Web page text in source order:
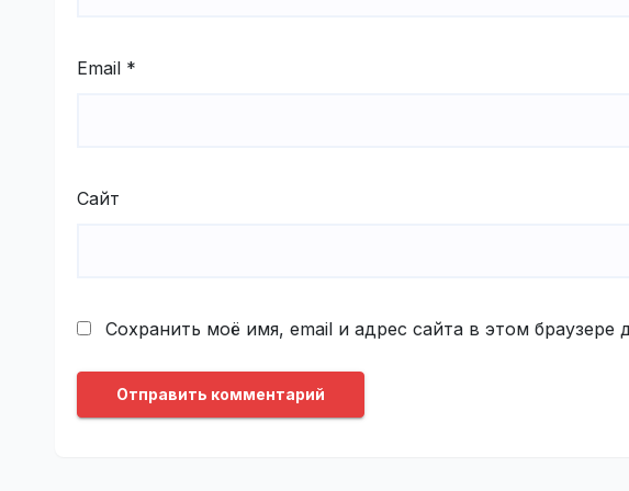
Email *
Сайт
Сохранить моё имя, email и адрес сайта в этом